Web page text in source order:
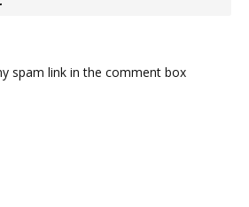
spam link in the comment box